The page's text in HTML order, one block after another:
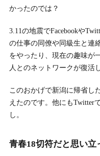
かったのでは？
3.11の地震でFacebookや
の仕事の同僚や同級生と連
をやったり、現在の趣味が
人とのネットワークが復活
このおかげで新潟に帰省し
えたのです。他にもTwitter
し。
青春18切符だと思い